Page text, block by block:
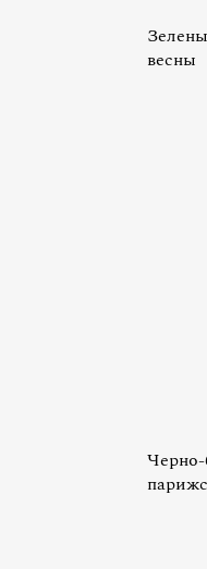
весны